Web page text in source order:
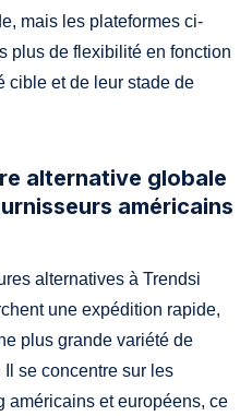
mais les plateformes ci-
plus de flexibilité en fonction
cible et de leur stade de
alternative globale
américains
alternatives à Trendsi
une expédition rapide,
plus grande variété de
se concentre sur les
américains et européens, ce